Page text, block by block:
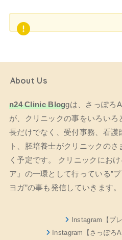
About Us
n24 Clinic Bloggは、さっぽろ
が、クリニックの事をいろいろ
長だけでなく、受付事務、看護
ト、胚培養士がクリニックの
く予定です。 クリニックにお
ア』の一環として行っている”
ヨガ”の事も発信していきます。
Instagram【プ
Instagram【さっぽろ